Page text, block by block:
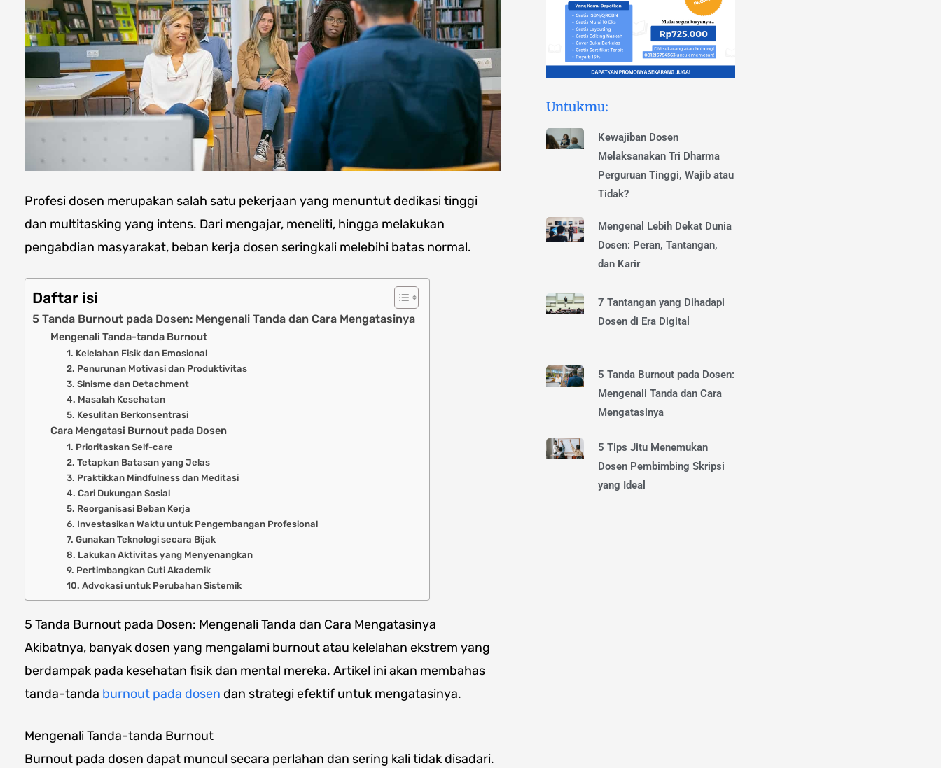
Profesi dosen merupakan salah satu pekerjaan yang menuntut dedikasi tinggi
dan multitasking yang intens. Dari mengajar, meneliti, hingga melakukan
pengabdian masyarakat, beban kerja dosen seringkali melebihi batas normal.
Daftar isi
5 Tanda Burnout pada Dosen: Mengenali Tanda dan Cara Mengatasinya
Mengenali Tanda-tanda Burnout
1. Kelelahan Fisik dan Emosional
2. Penurunan Motivasi dan Produktivitas
3. Sinisme dan Detachment
4. Masalah Kesehatan
5. Kesulitan Berkonsentrasi
Cara Mengatasi Burnout pada Dosen
1. Prioritaskan Self-care
2. Tetapkan Batasan yang Jelas
3. Praktikkan Mindfulness dan Meditasi
4. Cari Dukungan Sosial
5. Reorganisasi Beban Kerja
6. Investasikan Waktu untuk Pengembangan Profesional
7. Gunakan Teknologi secara Bijak
8. Lakukan Aktivitas yang Menyenangkan
9. Pertimbangkan Cuti Akademik
10. Advokasi untuk Perubahan Sistemik
5 Tanda Burnout pada Dosen: Mengenali Tanda dan Cara Mengatasinya
Akibatnya, banyak dosen yang mengalami burnout atau kelelahan ekstrem yang
berdampak pada kesehatan fisik dan mental mereka. Artikel ini akan membahas
tanda-tanda burnout pada dosen dan strategi efektif untuk mengatasinya.
Mengenali Tanda-tanda Burnout
Burnout pada dosen dapat muncul secara perlahan dan sering kali tidak disadari.
Untukmu:
Kewajiban Dosen
Melaksanakan Tri Dharma
Perguruan Tinggi, Wajib atau
Tidak?
Mengenal Lebih Dekat Dunia
Dosen: Peran, Tantangan,
dan Karir
7 Tantangan yang Dihadapi
Dosen di Era Digital
5 Tanda Burnout pada Dosen:
Mengenali Tanda dan Cara
Mengatasinya
5 Tips Jitu Menemukan
Dosen Pembimbing Skripsi
yang Ideal